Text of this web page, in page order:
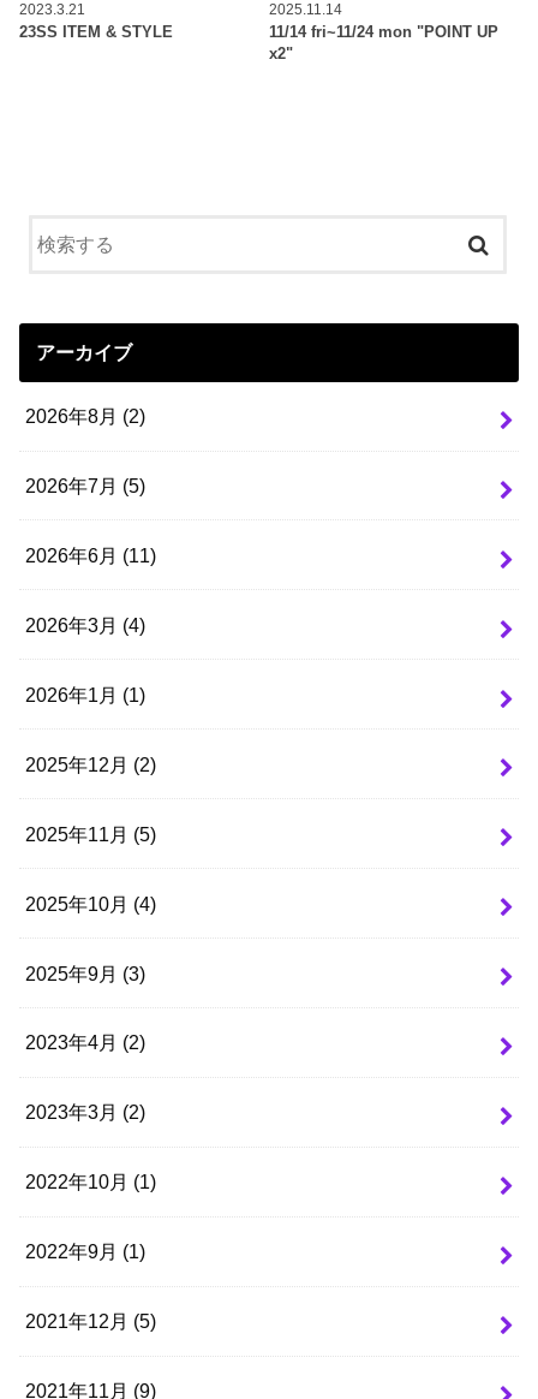
2023.3.21
23SS ITEM & STYLE
2025.11.14
11/14 fri~11/24 mon "POINT UP
x2"
アーカイブ
2026年8月 (2)
2026年7月 (5)
2026年6月 (11)
2026年3月 (4)
2026年1月 (1)
2025年12月 (2)
2025年11月 (5)
2025年10月 (4)
2025年9月 (3)
2023年4月 (2)
2023年3月 (2)
2022年10月 (1)
2022年9月 (1)
2021年12月 (5)
2021年11月 (9)